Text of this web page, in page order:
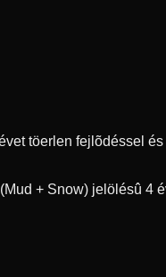
töerlen fejlõdéssel és
+ Snow) jelölésû 4